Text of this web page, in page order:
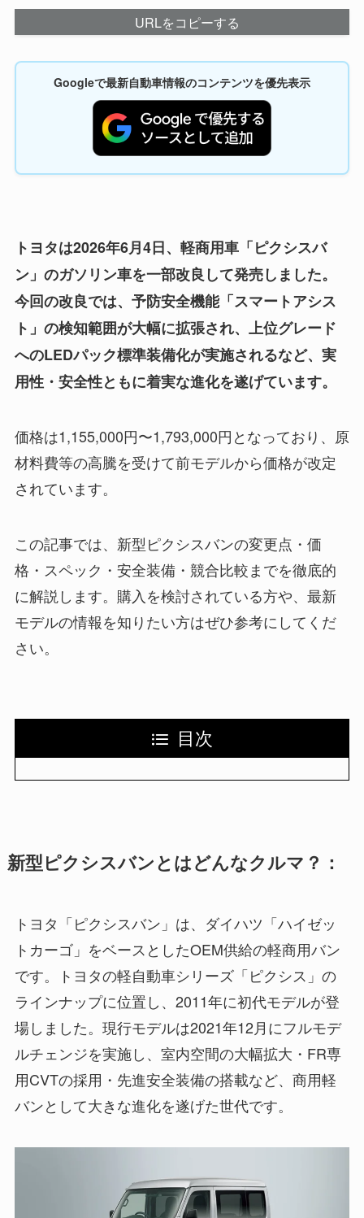
URLをコピーする
Googleで最新自動車情報のコンテンツを優先表示
トヨタは2026年6月4日、軽商用車「ピクシスバ
ン」のガソリン車を一部改良して発売しました。
今回の改良では、予防安全機能「スマートアシス
ト」の検知範囲が大幅に拡張され、上位グレード
へのLEDパック標準装備化が実施されるなど、実
用性・安全性ともに着実な進化を遂げています。
価格は1,155,000円〜1,793,000円となっており、原
材料費等の高騰を受けて前モデルから価格が改定
されています。
この記事では、新型ピクシスバンの変更点・価
格・スペック・安全装備・競合比較までを徹底的
に解説します。購入を検討されている方や、最新
モデルの情報を知りたい方はぜひ参考にしてくだ
さい。
目次
新型ピクシスバンとはどんなクルマ？：
トヨタ「ピクシスバン」は、ダイハツ「ハイゼッ
トカーゴ」をベースとしたOEM供給の軽商用バン
です。トヨタの軽自動車シリーズ「ピクシス」の
ラインナップに位置し、2011年に初代モデルが登
場しました。現行モデルは2021年12月にフルモデ
ルチェンジを実施し、室内空間の大幅拡大・FR専
用CVTの採用・先進安全装備の搭載など、商用軽
バンとして大きな進化を遂げた世代です。